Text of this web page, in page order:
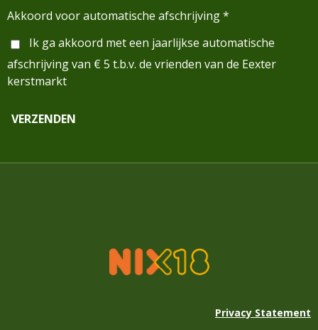
Akkoord voor automatische afschrijving *
Ik ga akkoord met een jaarlijkse automatische
afschrijving van € 5 t.b.v. de vrienden van de Eexter
kerstmarkt
VERZENDEN
Privacy Statement